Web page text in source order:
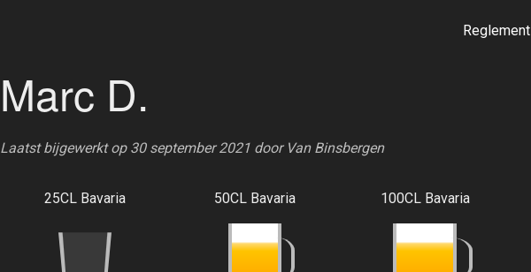
Reglement
Marc D.
Laatst bijgewerkt op 30 september 2021 door Van Binsbergen
25CL Bavaria 50CL Bavaria 100CL Bavaria